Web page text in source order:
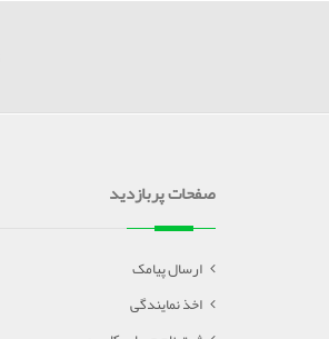
صفحات پربازدید
ارسال پیامک
اخذ نمایندگی